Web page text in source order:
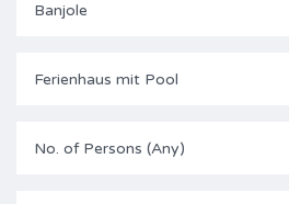
Banjole
Ferienhaus mit Pool
No. of Persons (Any)